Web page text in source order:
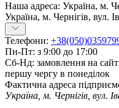
Наша адреса: Україна, м.
Україна, м. Чернігів, вул.
Телефони:
Пн-Пт: з 9:00 до 17:00
Сб-Нд: замовлення на
першу чергу в понеділок
Фактична адреса
Україна, м. Чернігів, вул.